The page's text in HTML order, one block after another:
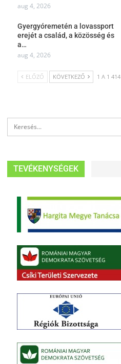
aug 4, 2026
Gyergyóremetén a lovassport
erejét a család, a közösség és
a…
aug 4, 2026
ELŐZŐ KÖVETKEZŐ 1 A 1 414
TEVÉKENYSÉGEK